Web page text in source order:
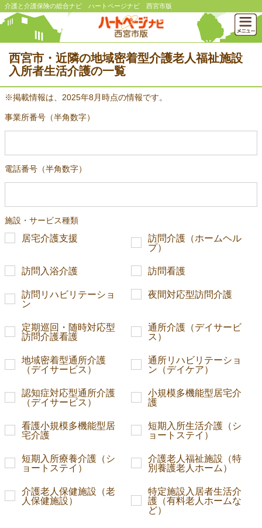
介護と介護保険の総合ナビ ハートページナビ 西宮市版
西宮市・近隣の地域密着型介護老人福祉施設
入所者生活介護の一覧
※掲載情報は、2025年8月時点の情報です。
事業所番号（半角数字）
電話番号（半角数字）
施設・サービス種類
居宅介護支援
訪問介護（ホームヘル
プ）
訪問入浴介護 訪問看護
訪問リハビリテーショ
ン
夜間対応型訪問介護
定期巡回・随時対応型
訪問介護看護
通所介護（デイサービ
ス）
地域密着型通所介護
（デイサービス）
通所リハビリテーショ
ン（デイケア）
認知症対応型通所介護
（デイサービス）
小規模多機能型居宅介
護
看護小規模多機能型居
宅介護
短期入所生活介護（シ
ョートステイ）
短期入所療養介護（シ
ョートステイ）
介護老人福祉施設（特
別養護老人ホーム）
介護老人保健施設（老
人保健施設）
特定施設入居者生活介
護（有料老人ホームな
ど）